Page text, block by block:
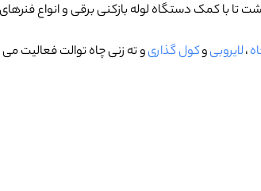
تا با کمک دستگاه لوله بازکنی برقی و انواع
،لایروبیوکول گذاریو ته زنی چاه توالت فعالیت